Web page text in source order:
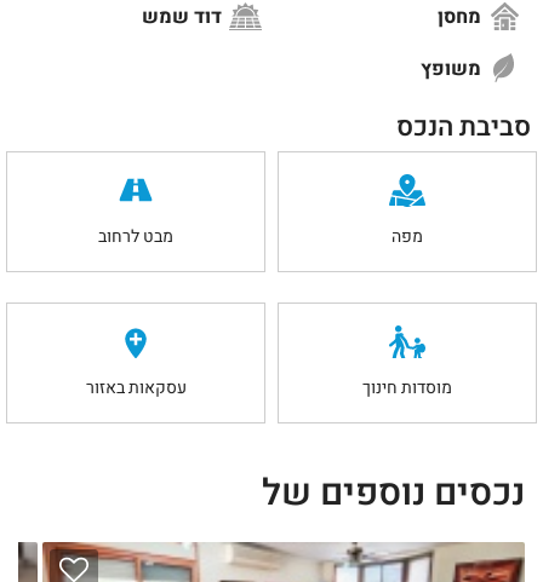
מחסן
דוד שמש
משופץ
סביבת הנכס
מפה מבט לרחוב
מוסדות חינוך עסקאות באזור
נכסים נוספים של